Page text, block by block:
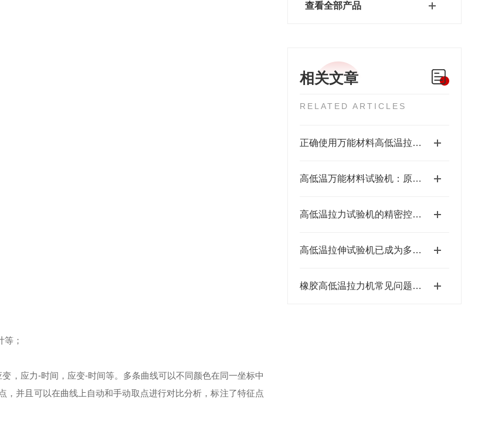
查看全部产品
相关文章
RELATED ARTICLES
正确使用万能材料高低温拉力机为产品设计及可靠性评估提供关键数据
高低温万能材料试验机：原理、选型与应用解析
高低温拉力试验机的精密控制能力源于多个关键部件高度集成
高低温拉伸试验机已成为多个前沿与基础行业的材料检测仪器
橡胶高低温拉力机常见问题现象的科学应对方法分享
；
变，应力-时间，应变-时间等。多条曲线可以不同颜色在同一坐标中
并且可以在曲线上自动和手动取点进行对比分析，标注了特征点